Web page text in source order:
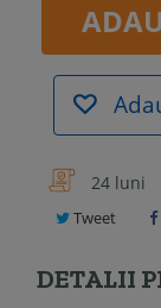
24 luni
Tweet
DETALII